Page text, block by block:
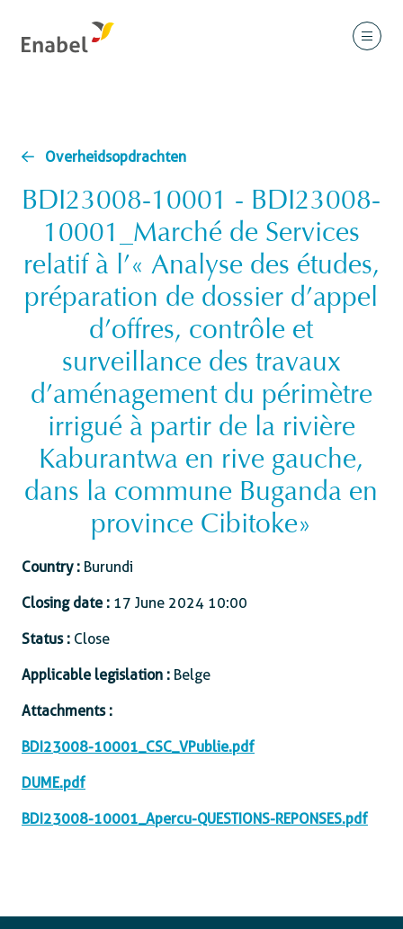
Overheidsopdrachten
BDI23008-10001 - BDI23008-
10001_Marché de Services
relatif à l’« Analyse des études,
préparation de dossier d’appel
d’offres, contrôle et
surveillance des travaux
d’aménagement du périmètre
irrigué à partir de la rivière
Kaburantwa en rive gauche,
dans la commune Buganda en
province Cibitoke»
Country : Burundi
Closing date : 17 June 2024 10:00
Status : Close
Applicable legislation : Belge
Attachments :
BDI23008-10001_CSC_VPublie.pdf
DUME.pdf
BDI23008-10001_Apercu-QUESTIONS-REPONSES.pdf